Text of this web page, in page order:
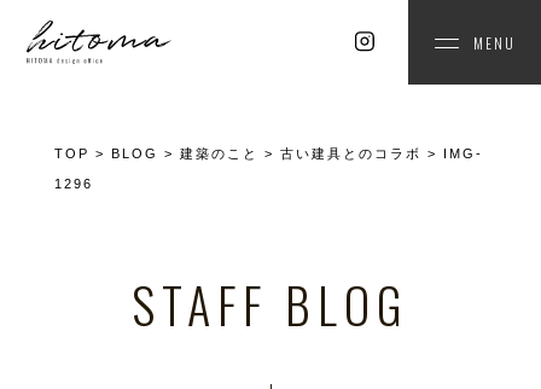
MENU
TOP > BLOG > 建築のこと > 古い建具とのコラボ > IMG-
1296
STAFF BLOG